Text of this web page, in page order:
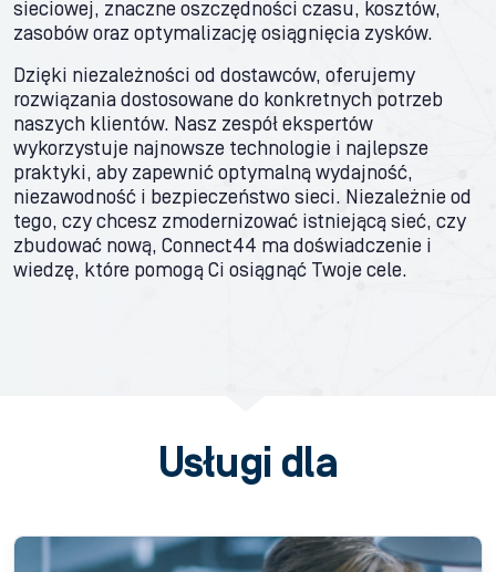
sieciowej, znaczne oszczędności czasu, kosztów,
zasobów oraz optymalizację osiągnięcia zysków.
Dzięki niezależności od dostawców, oferujemy
rozwiązania dostosowane do konkretnych potrzeb
naszych klientów. Nasz zespół ekspertów
wykorzystuje najnowsze technologie i najlepsze
praktyki, aby zapewnić optymalną wydajność,
niezawodność i bezpieczeństwo sieci. Niezależnie od
tego, czy chcesz zmodernizować istniejącą sieć, czy
zbudować nową, Connect44 ma doświadczenie i
wiedzę, które pomogą Ci osiągnąć Twoje cele.
Usługi dla